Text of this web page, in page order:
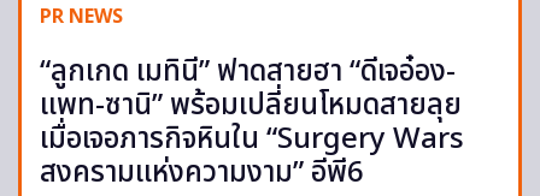
PR NEWS
“ลูกเกด เมทินี” ฟาดสายฮา “ดีเจอ๋อง-
แพท-ซานิ” พร้อมเปลี่ยนโหมดสายลุย
เมื่อเจอภารกิจหินใน “Surgery Wars
สงครามแห่งความงาม” อีพี6